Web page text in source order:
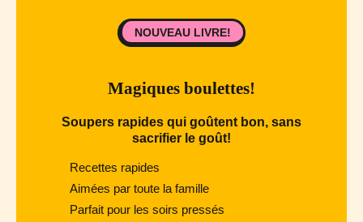
Magiques boulettes!
Soupers rapides qui goûtent bon, sans
sacrifier le goût!
Recettes rapides
Aimées par toute la famille
Parfait pour les soirs pressés
NOUVEAU LIVRE!